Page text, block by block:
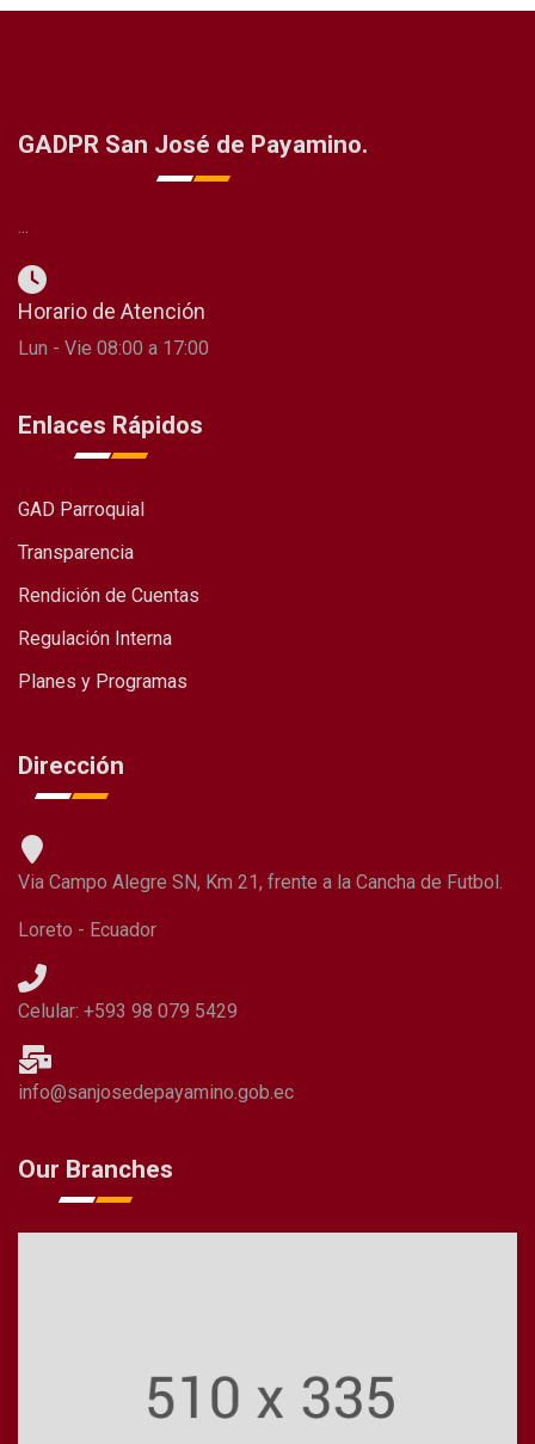
GADPR San José de Payamino.
...
Horario de Atención
Lun - Vie 08:00 a 17:00
Enlaces Rápidos
GAD Parroquial
Transparencia
Rendición de Cuentas
Regulación Interna
Planes y Programas
Dirección
Via Campo Alegre SN, Km 21, frente a la Cancha de Futbol.
Loreto - Ecuador
Celular: +593 98 079 5429
info@sanjosedepayamino.gob.ec
Our Branches